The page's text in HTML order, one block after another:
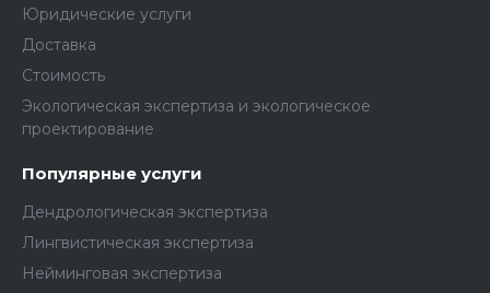
Юридические услуги
Доставка
Стоимость
Экологическая экспертиза и экологическое
проектирование
Популярные услуги
Дендрологическая экспертиза
Лингвистическая экспертиза
Нейминговая экспертиза